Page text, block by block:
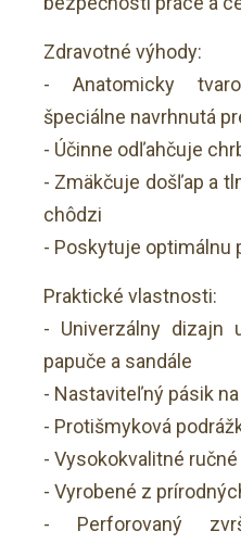
Zdravotné výhody:
- Anatomicky
špeciálne navrhnutá
- Účinne odľahčuje
- Zmäkčuje došľap a
chôdzi
- Poskytuje optimálnu
Praktické vlastnosti:
- Univerzálny dizajn
papuče a sandále
- Nastaviteľný pásik
- Protišmyková
- Vysokokvalitné
- Vyrobené z
- Perforovaný